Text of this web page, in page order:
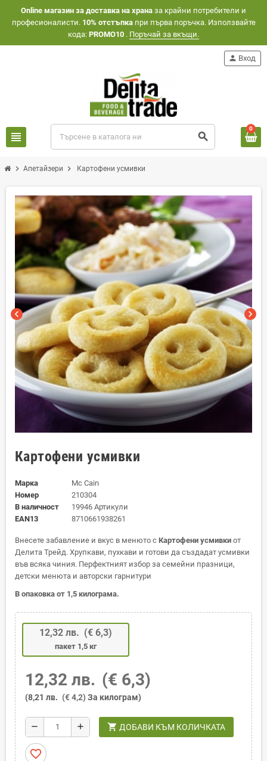
Оnline магазин за доставка на храна за крайни потребители и
професионалисти. 10% отстъпкапри първа поръчка. Използвайте
кода: PROMO10 . Поръчай за вкъщи.
view_headline search
person Вход
0
chevron_right Апетайзери chevron_right Картофени усмивки
chevron_left chevron_right
Картофени усмивки
Марка
Mc Cain
Номер
210304
В наличност
19946 Артикули
EAN13
8710661938261
Внесете забавление и вкус в менюто с Картофени усмивки от
Делита Трейд. Хрупкави, пухкави и готови да създадат усмивки
във всяка чиния. Перфектният избор за семейни празници,
детски менюта и авторски гарнитури
В опаковка от 1,5 килограма.
12,32 лв. (€ 6,3)
пакет 1,5 кг
12,32 лв. (€ 6,3)
(8,21 лв. (€ 4,2) За килограм)
remove add shopping_cart ДОБАВИ КЪМ КОЛИЧКАТА
favorite_border